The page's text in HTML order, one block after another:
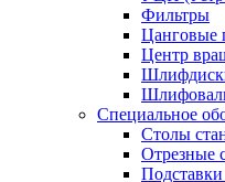
Фильтры
Цанговые
Центр
Специальное
Столы
Отрезные